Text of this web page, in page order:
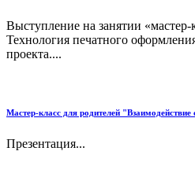
Выступление на занятии
Технология печатного
проекта....
Мастер-класс для родителей "Взаимодействие
Презентация...